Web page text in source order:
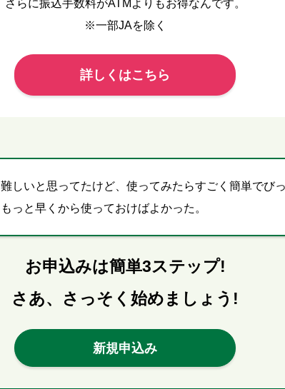
さらに振込手数料がATMよりもお得なんです。
※一部JAを除く
詳しくはこちら
難しいと思ってたけど、使ってみたらすごく簡単でび
もっと早くから使っておけばよかった。
お申込みは簡単3ステップ!
さあ、さっそく始めましょう!
新規申込み